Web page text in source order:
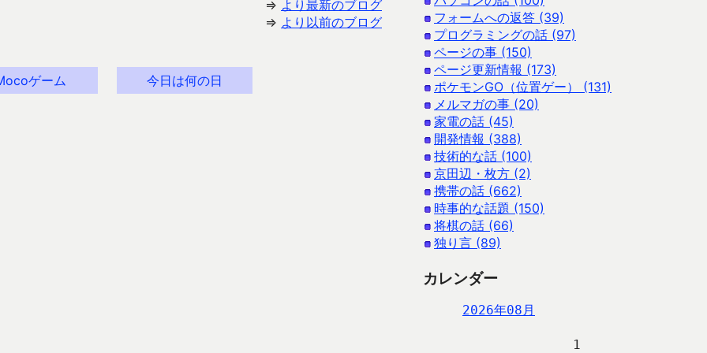
⇒ より最新のブログ
⇒ より以前のブログ
ゲーム 今日は何の日
フォームへの返答 (39)
プログラミングの話 (97)
ページの事 (150)
ページ更新情報 (173)
ポケモンGO（位置ゲー） (131)
メルマガの事 (20)
家電の話 (45)
開発情報 (388)
技術的な話 (100)
京田辺・枚方 (2)
携帯の話 (662)
時事的な話題 (150)
将棋の話 (66)
独り言 (89)
カレンダー
2026年08月
                   1